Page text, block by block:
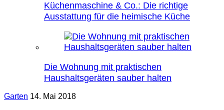
Küchenmaschine & Co.: Die richtige
Ausstattung für die heimische Küche
Die Wohnung mit praktischen
Haushaltsgeräten sauber halten
Garten 14. Mai 2018